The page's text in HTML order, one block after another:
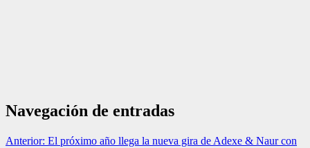
Navegación de entradas
Anterior: El próximo año llega la nueva gira de Adexe & Naur con